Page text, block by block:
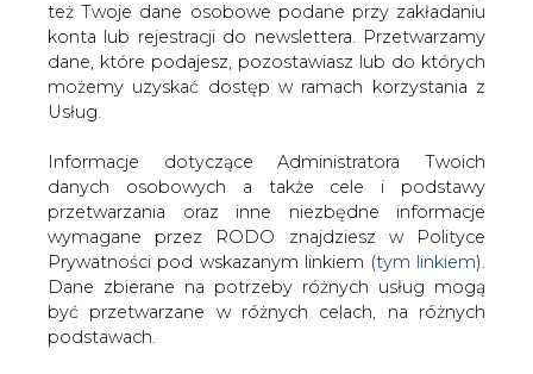
też Twoje dane osobowe podane przy zakładaniu
konta lub rejestracji do newslettera. Przetwarzamy
dane, które podajesz, pozostawiasz lub do których
możemy uzyskać dostęp w ramach korzystania z
Usług.
Informacje dotyczące Administratora Twoich
danych osobowych a także cele i podstawy
przetwarzania oraz inne niezbędne informacje
wymagane przez RODO znajdziesz w Polityce
Prywatności pod wskazanym linkiem (tym linkiem).
Dane zbierane na potrzeby różnych usług mogą
być przetwarzane w różnych celach, na różnych
podstawach.
Strona główna RYNEK PALIW
Nie będzie aresztu dla
byłego prezesa Lotosu
2019-01-31 00:00
skomentuj
udostępnij: